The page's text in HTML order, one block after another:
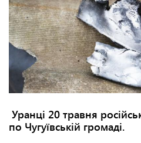
Уранці 20 травня
по Чугуївській громаді.